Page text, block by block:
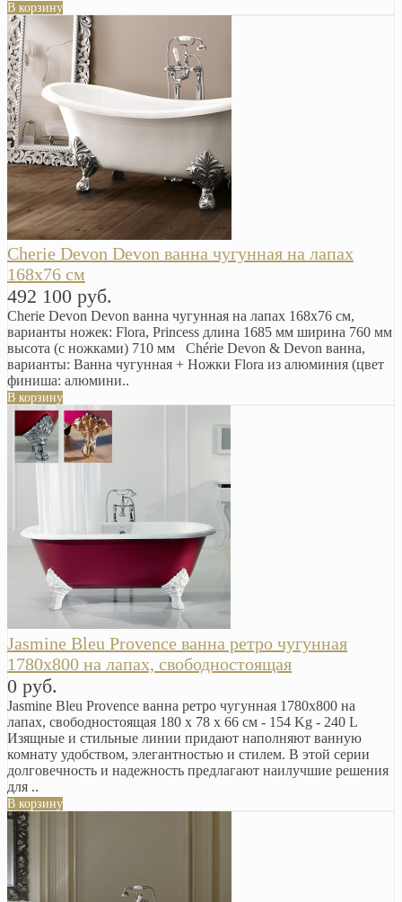
В корзину
Cherie Devon Devon ванна чугунная на лапах
168х76 см
492 100 руб.
Cherie Devon Devon ванна чугунная на лапах 168х76 см,
варианты ножек: Flora, Princess длина 1685 мм ширина 760 мм
высота (с ножками) 710 мм Chérie Devon & Devon ванна,
варианты: Ванна чугунная + Ножки Flora из алюминия (цвет
финиша: алюмини..
В корзину
Jasmine Bleu Provence ванна ретро чугунная
1780х800 на лапах, свободностоящая
0 руб.
Jasmine Bleu Provence ванна ретро чугунная 1780х800 на
лапах, свободностоящая 180 x 78 x 66 см - 154 Kg - 240 L
Изящные и стильные линии придают наполняют ванную
комнату удобством, элегантностью и стилем. В этой серии
долговечность и надежность предлагают наилучшие решения
для ..
В корзину